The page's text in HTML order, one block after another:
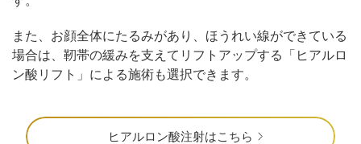
また、お顔全体にたるみがあり、ほうれい線ができている
場合は、靭帯の緩みを支えてリフトアップする「ヒアルロ
ン酸リフト」による施術も選択できます。
ヒアルロン酸注射はこちら